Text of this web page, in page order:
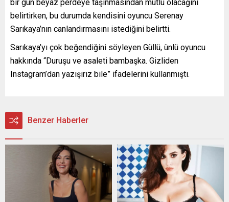
bir gün beyaz perdeye taşınmasından mutlu olacağını
belirtirken, bu durumda kendisini oyuncu Serenay
Sarıkaya’nın canlandırmasını istediğini belirtti.
Sarıkaya’yı çok beğendiğini söyleyen Güllü, ünlü oyuncu
hakkında “Duruşu ve asaleti bambaşka. Gizliden
Instagram’dan yazışırız bile” ifadelerini kullanmıştı.
Benzer Haberler